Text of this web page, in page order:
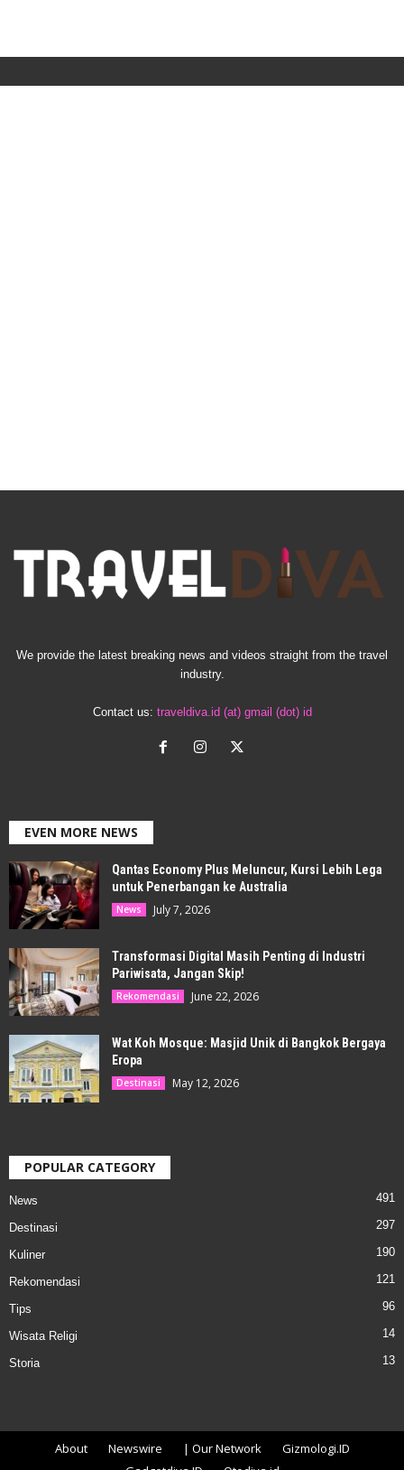
We provide the latest breaking news and videos straight from the travel
industry.
Contact us: traveldiva.id (at) gmail (dot) id
EVEN MORE NEWS
Qantas Economy Plus Meluncur, Kursi Lebih Lega
untuk Penerbangan ke Australia
News July 7, 2026
Transformasi Digital Masih Penting di Industri
Pariwisata, Jangan Skip!
Rekomendasi June 22, 2026
Wat Koh Mosque: Masjid Unik di Bangkok Bergaya
Eropa
Destinasi May 12, 2026
POPULAR CATEGORY
News 491
Destinasi 297
Kuliner 190
Rekomendasi 121
Tips 96
Wisata Religi 14
Storia 13
About Newswire | Our Network
Gizmologi.ID